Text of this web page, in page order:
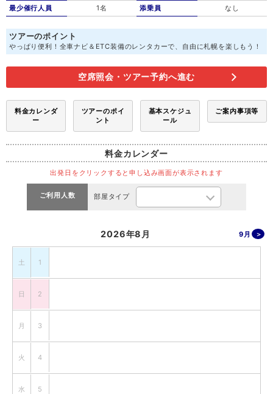
最少催行人員
1名
添乗員
なし
ツアーのポイント
やっぱり便利！全車ナビ＆ETC装備のレンタカーで、自由に札幌を楽しもう！
空席照会・ツアー予約へ進む
料金カレンダ
ー
ツアーのポイ
ント
基本スケジュ
ール
ご案内事項等
料金カレンダー
出発日をクリックすると申し込み画面が表示されます
ご利用人数 部屋タイプ
2026年8月 9月
土 1
日 2
月 3
火 4
水 5